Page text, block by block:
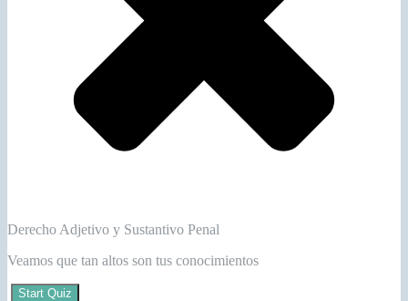
Derecho Adjetivo y Sustantivo Penal
Veamos que tan altos son tus conocimientos
Start Quiz